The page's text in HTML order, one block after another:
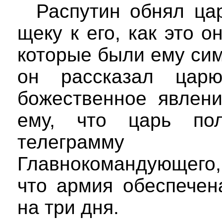
Распутин обнял
щеку к его, как это
которые были ему
он рассказал
божественное
ему, что царь
что армия
на три дня.